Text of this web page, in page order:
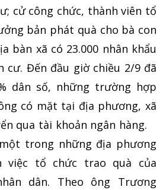
cử công chức, thành viên tổ
bản phát quà cho bà con
bàn xã có 23.000 nhân khẩu
cư. Đến đầu giờ chiều 2/9 đã
dân số, những trường hợp
có mặt tại địa phương, xã
qua tài khoản ngân hàng.
trong những địa phương
việc tổ chức trao quà của
dân. Theo ông Trương